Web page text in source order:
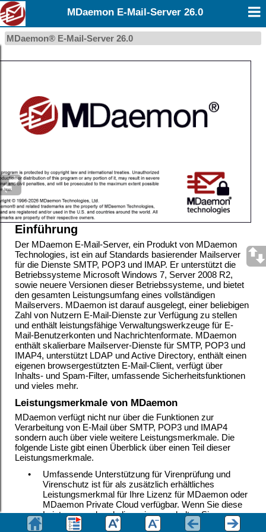
MDaemon E-Mail-Server 26.0
MDaemon® E-Mail-Server 26.0
Einführung
Der MDaemon E-Mail-Server, ein Produkt von MDaemon
Technologies, ist ein auf Standards basierender Mailserver
für die Dienste SMTP, POP3 und IMAP. Er unterstützt die
Betriebssysteme Microsoft Windows 7, Server 2008 R2,
sowie neuere Versionen dieser Betriebssysteme, und bietet
den gesamten Leistungsumfang eines vollständigen
Mailservers. MDaemon ist darauf ausgelegt, einer beliebigen
Zahl von Nutzern E-Mail-Dienste zur Verfügung zu stellen
und enthält leistungsfähige Verwaltungswerkzeuge für E-
Mail-Benutzerkonten und Nachrichtenformate. MDaemon
enthält skalierbare Mailserver-Dienste für SMTP, POP3 und
IMAP4, unterstützt LDAP und Active Directory, enthält einen
eigenen browsergestützten E-Mail-Client, verfügt über
Inhalts- und Spam-Filter, umfassende Sicherheitsfunktionen
und vieles mehr.
Leistungsmerkmale von MDaemon
MDaemon verfügt nicht nur über die Funktionen zur
Verarbeitung von E-Mail über SMTP, POP3 und IMAP4
sondern auch über viele weitere Leistungsmerkmale. Die
folgende Liste gibt einen Überblick über einen Teil dieser
Leistungsmerkmale.
•
Umfassende Unterstützung für Virenprüfung und
Virenschutz ist für als zusätzlich erhältliches
Leistungsmerkmal für Ihre Lizenz für MDaemon oder
MDaemon Private Cloud verfügbar. Wenn Sie diese
Leistungsmerkmale lizensieren, erhalten Sie
hierdurch Zugriff auf Schutz in Echtzeit gegen